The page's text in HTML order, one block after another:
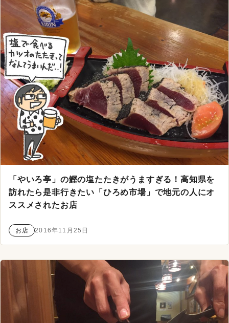
「やいろ亭」の鰹の塩たたきがうますぎる！高知県を
訪れたら是非行きたい「ひろめ市場」で地元の人にオ
ススメされたお店
お店 2016年11月25日